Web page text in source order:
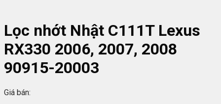
Lọc nhớt Nhật C111T Lexus
RX330 2006, 2007, 2008
90915-20003
Giá bán: